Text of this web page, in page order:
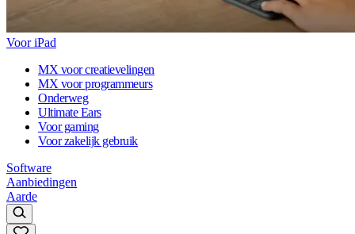
Voor iPad
MX voor creatievelingen
MX voor programmeurs
Onderweg
Ultimate Ears
Voor gaming
Voor zakelijk gebruik
Software
Aanbiedingen
Aarde